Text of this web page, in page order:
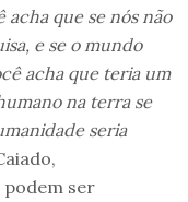
acha que se nós não
e se o mundo
acha que teria um
na terra se
seria
podem ser